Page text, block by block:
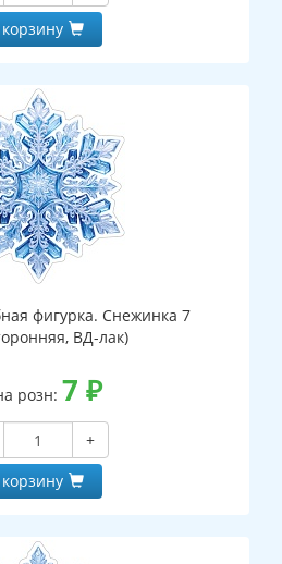
фигурка. Снежинка 7
ВД-лак)
розн: 7 ₽
+